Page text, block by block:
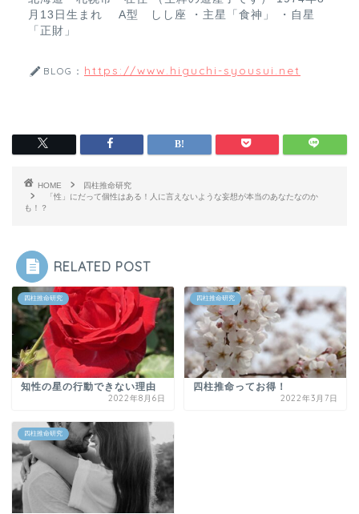
月13日生まれ A型 しし座 ・主星「食神」 ・自星
「正財」
BLOG： https://www.higuchi-syousui.net
HOME
四柱推命研究
「性」にだって個性はある！人に言えないような妄想が本当のあなたなのか
も！？
RELATED POST
四柱推命研究
知性の星の行動できない理由
2022年8月6日
四柱推命研究
四柱推命ってお得！
2022年3月7日
四柱推命研究